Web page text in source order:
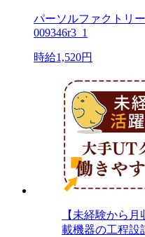
パーソルファクトリ
009346r3_1
時給1,520円
【未経験から
載機器の工程設